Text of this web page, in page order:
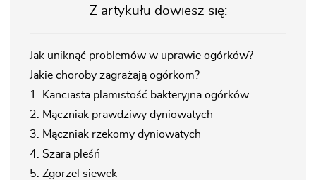
Z artykułu dowiesz się:
Jak uniknąć problemów w uprawie ogórków?
Jakie choroby zagrażają ogórkom?
1. Kanciasta plamistość bakteryjna ogórków
2. Mączniak prawdziwy dyniowatych
3. Mączniak rzekomy dyniowatych
4. Szara pleśń
5. Zgorzel siewek